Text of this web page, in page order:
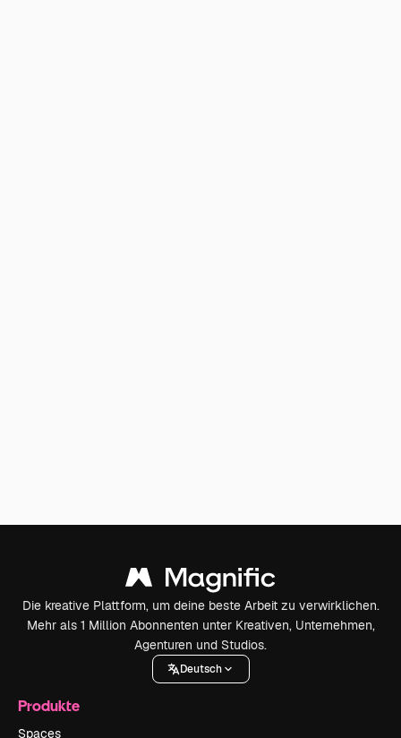
Die kreative Plattform, um deine beste Arbeit zu verwirklichen.
Mehr als 1 Million Abonnenten unter Kreativen, Unternehmen,
Agenturen und Studios.
Deutsch
Produkte
Spaces